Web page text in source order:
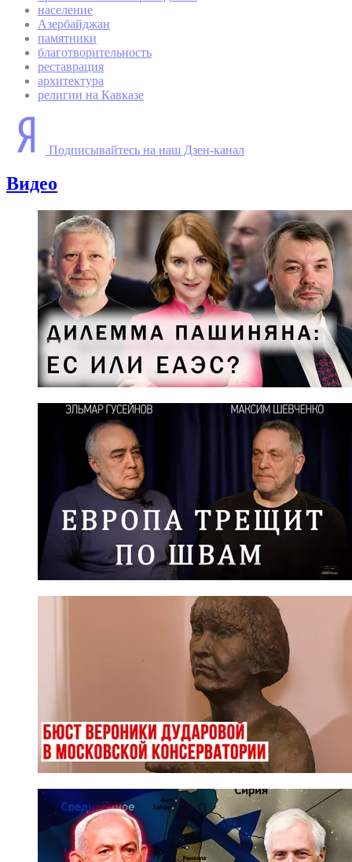
население
Азербайджан
памятники
благотворительность
реставрация
архитектура
религии на Кавказе
Подписывайтесь на наш Дзен-канал
Видео